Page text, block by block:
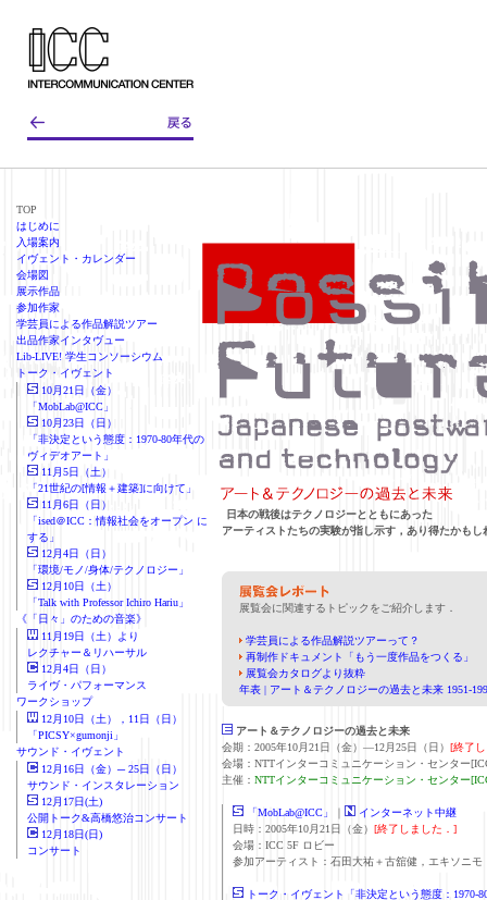
TOP
はじめに
入場案内
イヴェント・カレンダー
会場図
展示作品
参加作家
学芸員による作品解説ツアー
出品作家インタヴュー
Lib-LIVE! 学生コンソーシウム
トーク・イヴェント
10月21日（金）
「MobLab@ICC」
10月23日（日）
「非決定という態度：1970-80年代の
ヴィデオアート」
11月5日（土）
「21世紀の[情報＋建築]に向けて」
11月6日（日）
「ised＠ICC：情報社会をオープン に
する」
12月4日（日）
「環境/モノ/身体/テクノロジー」
12月10日（土）
「Talk with Professor Ichiro Hariu」
《「日々」のための音楽》
11月19日（土）より
レクチャー＆リハーサル
12月4日（日）
ライヴ・パフォーマンス
ワークショップ
12月10日（土），11日（日）
「PICSY×gumonji」
サウンド・イヴェント
12月16日（金）─ 25日（日）
サウンド・インスタレーション
12月17日(土)
公開トーク&高橋悠治コンサート
12月18日(日)
コンサート
日本の戦後はテクノロジーとともにあった
アーティストたちの実験が指し示す，あり得たかもし
展覧会に関連するトピックをご紹介します．
学芸員による作品解説ツアーって？
再制作ドキュメント「もう一度作品をつくる」
展覧会カタログより抜粋
年表 | アート＆テクノロジーの過去と未来 1951-
アート＆テクノロジーの過去と未来
会期 ：2005年10月21日（金）—12月25日（日） [終了
会場：NTTインターコミュニケーション・センター
主催： NTTインターコミュニケーション・センター
「MobLab@ICC」 ｜
インターネット中継
日時：2005年10月21日（金） [終了しました．]
会場：ICC 5F ロビー
参加アーティスト：石田大祐＋古舘健，エキソニ
トーク・イヴェント「非決定という態度：1970-